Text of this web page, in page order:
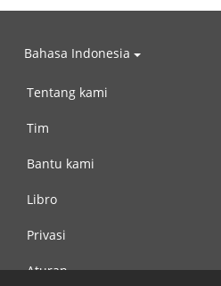
Bahasa Indonesia
Tentang kami
Tim
Bantu kami
Libro
Privasi
Aturan